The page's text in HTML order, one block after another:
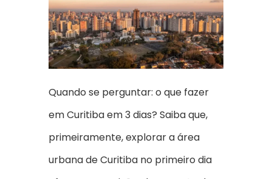
Quando se perguntar: o que fazer
em Curitiba em 3 dias? Saiba que,
primeiramente, explorar a área
urbana de Curitiba no primeiro dia